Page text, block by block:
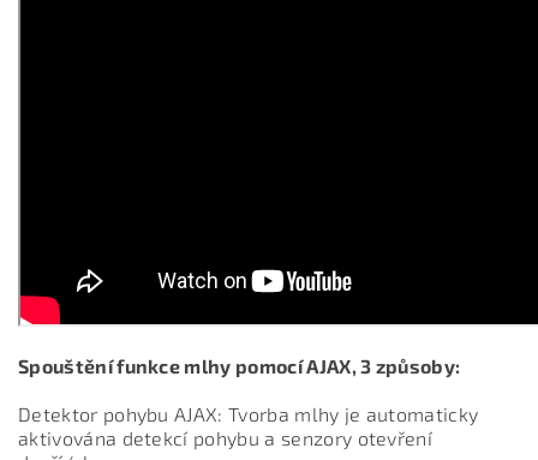
Spouštění funkce mlhy pomocí AJAX, 3 způsoby:
Detektor pohybu AJAX: Tvorba mlhy je automaticky
aktivována detekcí pohybu a senzory otevření